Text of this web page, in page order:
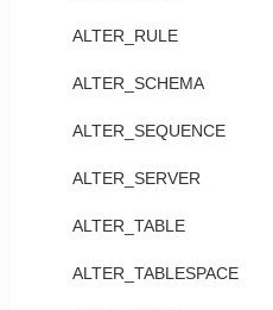
ALTER_RULE
ALTER_SCHEMA
ALTER_SEQUENCE
ALTER_SERVER
ALTER_TABLE
ALTER_TABLESPACE